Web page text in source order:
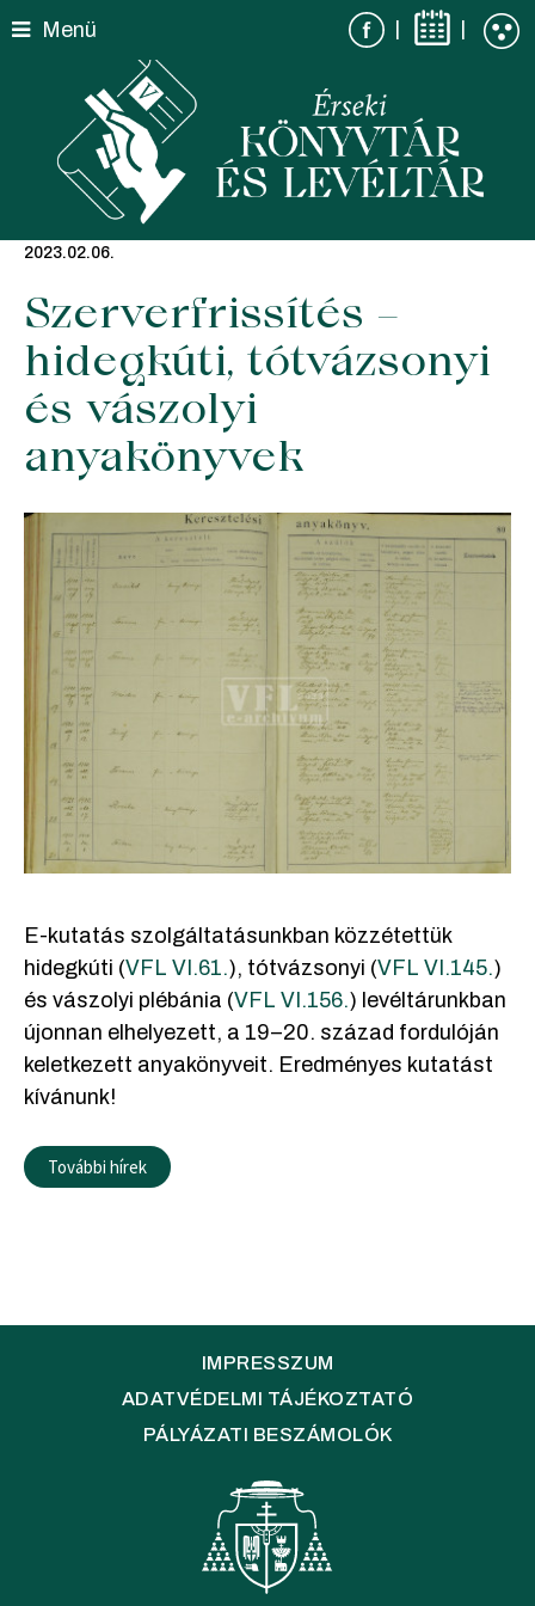
Menü | |
2023.02.06.
Szerverfrissítés –
hidegkúti, tótvázsonyi
és vászolyi
anyakönyvek
E-kutatás szolgáltatásunkban közzétettük
hidegkúti (VFL VI.61.), tótvázsonyi (VFL VI.145.)
és vászolyi plébánia (VFL VI.156.) levéltárunkban
újonnan elhelyezett, a 19–20. század fordulóján
keletkezett anyakönyveit. Eredményes kutatást
kívánunk!
További hírek
IMPRESSZUM
ADATVÉDELMI TÁJÉKOZTATÓ
PÁLYÁZATI BESZÁMOLÓK